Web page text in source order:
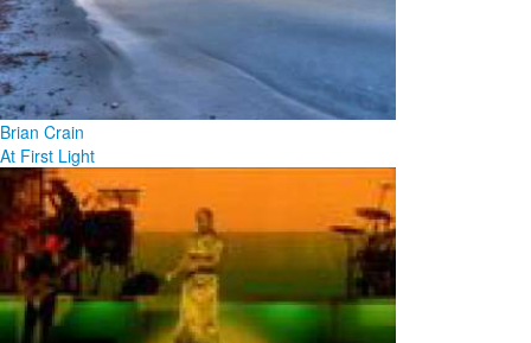
Brian Crain
At First Light